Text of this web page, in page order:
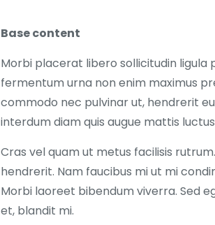
Base content
Morbi placerat libero sollicitudin ligula
fermentum urna non enim maximus
commodo nec pulvinar ut, hendrerit
interdum diam quis augue mattis
Cras vel quam ut metus facilisis
hendrerit. Nam faucibus mi ut mi
Morbi laoreet bibendum viverra. Sed
et, blandit mi.